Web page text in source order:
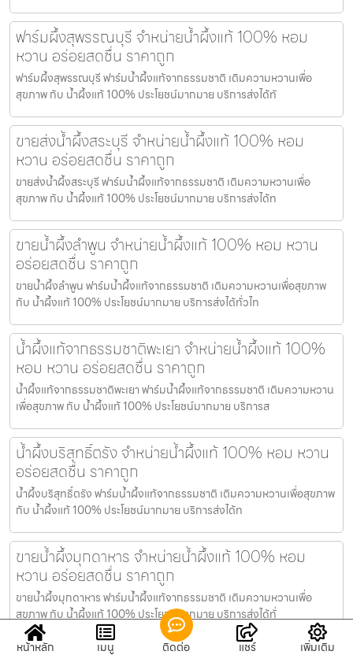
ฟาร์มผึ้งสุพรรณบุรี จำหน่ายน้ำผึ้งแท้ 100% หอม
หวาน อร่อยสดชื่น ราคาถูก
ฟาร์มผึ้งสุพรรณบุรี ฟาร์มน้ำผึ้งแท้จากธรรมชาติ เติมความหวานเพื่อ
สุขภาพ กับ น้ำผึ้งแท้ 100% ประโยชน์มากมาย บริการส่งได้ทั
ขายส่งน้ำผึ้งสระบุรี จำหน่ายน้ำผึ้งแท้ 100% หอม
หวาน อร่อยสดชื่น ราคาถูก
ขายส่งน้ำผึ้งสระบุรี ฟาร์มน้ำผึ้งแท้จากธรรมชาติ เติมความหวานเพื่อ
สุขภาพ กับ น้ำผึ้งแท้ 100% ประโยชน์มากมาย บริการส่งได้ท
ขายน้ำผึ้งลำพูน จำหน่ายน้ำผึ้งแท้ 100% หอม หวาน
อร่อยสดชื่น ราคาถูก
ขายน้ำผึ้งลำพูน ฟาร์มน้ำผึ้งแท้จากธรรมชาติ เติมความหวานเพื่อสุขภาพ
กับ น้ำผึ้งแท้ 100% ประโยชน์มากมาย บริการส่งได้ทั่วไท
น้ำผึ้งแท้จากธรรมชาติพะเยา จำหน่ายน้ำผึ้งแท้ 100%
หอม หวาน อร่อยสดชื่น ราคาถูก
น้ำผึ้งแท้จากธรรมชาติพะเยา ฟาร์มน้ำผึ้งแท้จากธรรมชาติ เติมความหวาน
เพื่อสุขภาพ กับ น้ำผึ้งแท้ 100% ประโยชน์มากมาย บริการส
น้ำผึ้งบริสุทธิ์ตรัง จำหน่ายน้ำผึ้งแท้ 100% หอม หวาน
อร่อยสดชื่น ราคาถูก
น้ำผึ้งบริสุทธิ์ตรัง ฟาร์มน้ำผึ้งแท้จากธรรมชาติ เติมความหวานเพื่อสุขภาพ
กับ น้ำผึ้งแท้ 100% ประโยชน์มากมาย บริการส่งได้ท
ขายน้ำผึ้งมุกดาหาร จำหน่ายน้ำผึ้งแท้ 100% หอม
หวาน อร่อยสดชื่น ราคาถูก
ขายน้ำผึ้งมุกดาหาร ฟาร์มน้ำผึ้งแท้จากธรรมชาติ เติมความหวานเพื่อ
สุขภาพ กับ น้ำผึ้งแท้ 100% ประโยชน์มากมาย บริการส่งได้ทั่
หน้าหลัก เมนู ติดต่อ แชร์ เพิ่มเติม